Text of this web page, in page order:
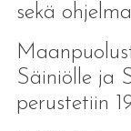
sekä
Säiniölle ja
perustetiin